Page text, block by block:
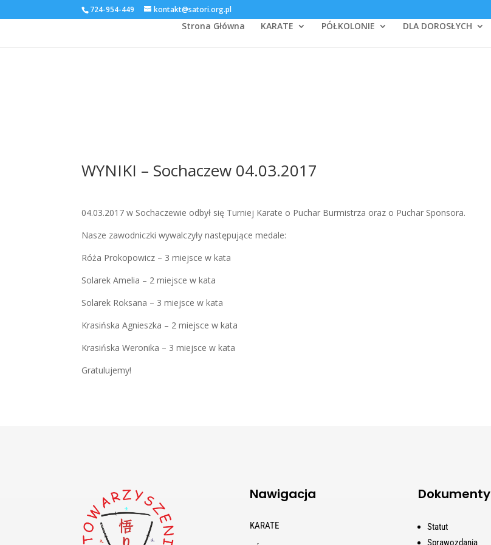
724-954-449 kontakt@satori.org.pl
Strona Główna KARATE PÓŁKOLONIE DLA DOROSŁYCH
WYNIKI – Sochaczew 04.03.2017
04.03.2017 w Sochaczewie odbył się Turniej Karate o Puchar Burmistrza oraz o Puchar Sponsora.
Nasze zawodniczki wywalczyły następujące medale:
Róża Prokopowicz – 3 miejsce w kata
Solarek Amelia – 2 miejsce w kata
Solarek Roksana – 3 miejsce w kata
Krasińska Agnieszka – 2 miejsce w kata
Krasińska Weronika – 3 miejsce w kata
Gratulujemy!
Nawigacja
KARATE
Dokumenty
Statut
Sprawozdania